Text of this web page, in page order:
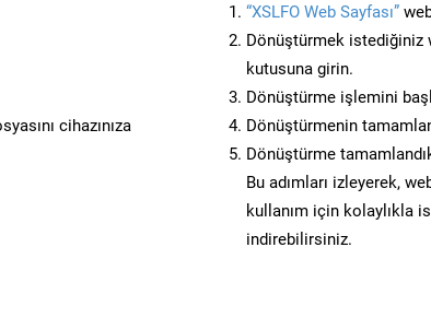
cihazınıza
“XSLFO Web Sayfası”
Dönüştürmek istediğiniz
kutusuna girin.
Dönüştürme işlemini
Dönüştürmenin
Dönüştürme
Bu adımları izleyerek,
kullanım için kolaylıkla
indirebilirsiniz.